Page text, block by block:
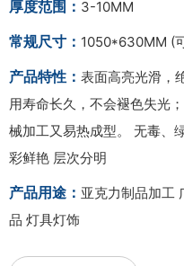
厚度范围： 3-10MM
常规尺寸： 1050*630MM (
产品特性： 表面高亮光滑，
用寿命长久，不会褪色失光
械加工又易热成型。 无毒、
彩鲜艳 层次分明
产品用途： 亚克力制品加工
品 灯具灯饰